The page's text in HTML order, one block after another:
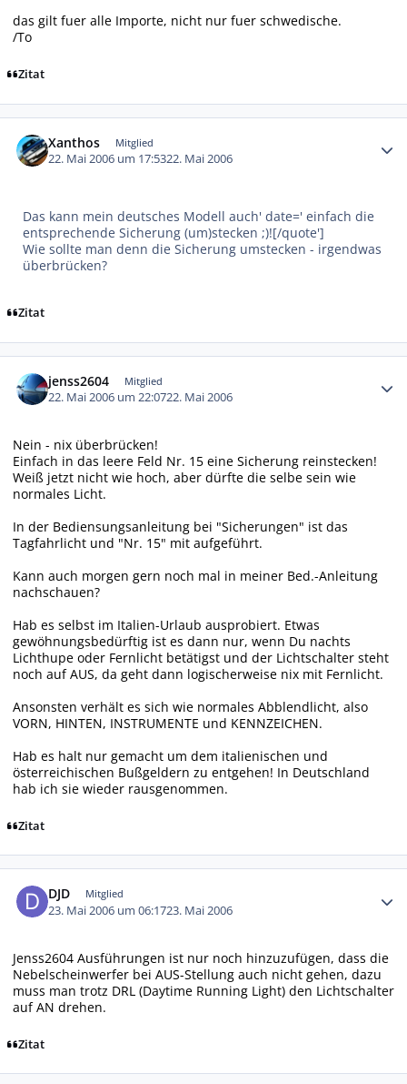
das gilt fuer alle Importe, nicht nur fuer schwedische.
/To
Zitat
Xanthos Mitglied
22. Mai 2006 um 17:5322. Mai 2006
Das kann mein deutsches Modell auch' date=' einfach die
entsprechende Sicherung (um)stecken ;)![/quote']
Wie sollte man denn die Sicherung umstecken - irgendwas
überbrücken?
Zitat
jenss2604 Mitglied
22. Mai 2006 um 22:0722. Mai 2006
Nein - nix überbrücken!
Einfach in das leere Feld Nr. 15 eine Sicherung reinstecken!
Weiß jetzt nicht wie hoch, aber dürfte die selbe sein wie
normales Licht.
In der Bediensungsanleitung bei "Sicherungen" ist das
Tagfahrlicht und "Nr. 15" mit aufgeführt.
Kann auch morgen gern noch mal in meiner Bed.-Anleitung
nachschauen?
Hab es selbst im Italien-Urlaub ausprobiert. Etwas
gewöhnungsbedürftig ist es dann nur, wenn Du nachts
Lichthupe oder Fernlicht betätigst und der Lichtschalter steht
noch auf AUS, da geht dann logischerweise nix mit Fernlicht.
Ansonsten verhält es sich wie normales Abblendlicht, also
VORN, HINTEN, INSTRUMENTE und KENNZEICHEN.
Hab es halt nur gemacht um dem italienischen und
österreichischen Bußgeldern zu entgehen! In Deutschland
hab ich sie wieder rausgenommen.
Zitat
DJD Mitglied
23. Mai 2006 um 06:1723. Mai 2006
Jenss2604 Ausführungen ist nur noch hinzuzufügen, dass die
Nebelscheinwerfer bei AUS-Stellung auch nicht gehen, dazu
muss man trotz DRL (Daytime Running Light) den Lichtschalter
auf AN drehen.
Zitat